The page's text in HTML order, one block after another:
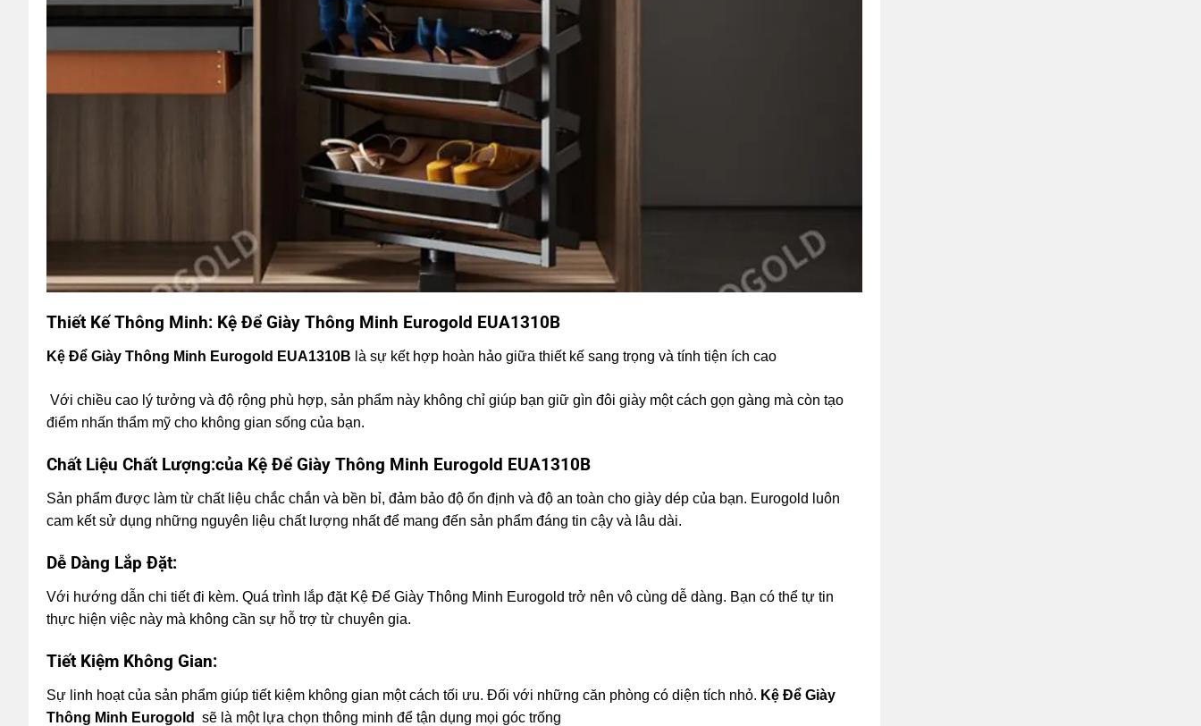
Thiết Kế Thông Minh: Kệ Để Giày Thông Minh Eurogold EUA1310B
Kệ Để Giày Thông Minh Eurogold EUA1310B là sự kết hợp hoàn hảo giữa thiết kế sang trọng và tính tiện ích cao
Với chiều cao lý tưởng và độ rộng phù hợp, sản phẩm này không chỉ giúp bạn giữ gìn đôi giày một cách gọn gàng mà còn tạo
điểm nhấn thẩm mỹ cho không gian sống của bạn.
Chất Liệu Chất Lượng:của Kệ Để Giày Thông Minh Eurogold EUA1310B
Sản phẩm được làm từ chất liệu chắc chắn và bền bỉ, đảm bảo độ ổn định và độ an toàn cho giày dép của bạn. Eurogold luôn
cam kết sử dụng những nguyên liệu chất lượng nhất để mang đến sản phẩm đáng tin cậy và lâu dài.
Dễ Dàng Lắp Đặt:
Với hướng dẫn chi tiết đi kèm. Quá trình lắp đặt Kệ Để Giày Thông Minh Eurogold trở nên vô cùng dễ dàng. Bạn có thể tự tin
thực hiện việc này mà không cần sự hỗ trợ từ chuyên gia.
Tiết Kiệm Không Gian:
Sự linh hoạt của sản phẩm giúp tiết kiệm không gian một cách tối ưu. Đối với những căn phòng có diện tích nhỏ. Kệ Để Giày
Thông Minh Eurogold
sẽ là một lựa chọn thông minh để tận dụng mọi góc trống